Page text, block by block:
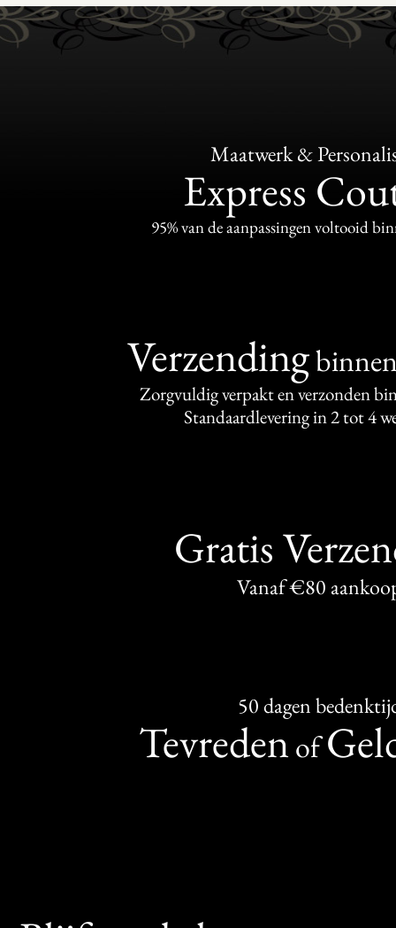
Maatwerk &
Express
95% van de aanpassingen voltooid
Verzending
Zorgvuldig verpakt en verzonden
Standaardlevering in 2 tot 4
Gratis
Vanaf €80
50 dagen
Tevredenof